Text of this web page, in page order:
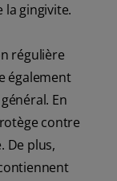
gingivite.
régulière
également
En
contre
De plus,